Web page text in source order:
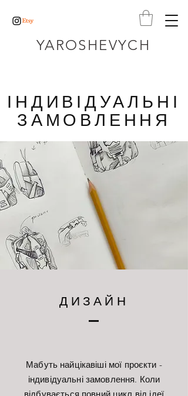
YAROSHEVYCH
ІНДИВІДУАЛЬНІ
ЗАМОВЛЕННЯ
ДИЗАЙН
Мабуть найцікавіші мої проєкти -
індивідуальні замовлення. Коли